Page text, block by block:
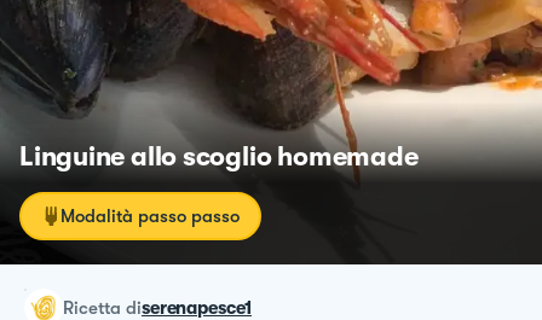
Linguine allo scoglio homemade
Modalità passo passo
ricetta diserenapesce1